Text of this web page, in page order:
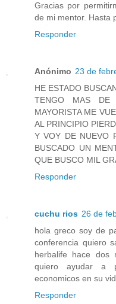
Gracias por
de mi mentor. Hasta
Responder
Anónimo 23 de
HE ESTADO
TENGO MAS
MAYORISTA ME
AL PRINCIPIO
Y VOY DE NUEVO
BUSCADO UN
QUE BUSCO MIL
Responder
cuchu rios 26 de
hola greco soy de
conferencia quiero
herbalife hace dos
quiero ayudar a
economicos en su
Responder